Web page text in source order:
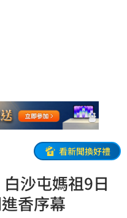
看新聞換好禮
沙屯媽祖9日
香序幕